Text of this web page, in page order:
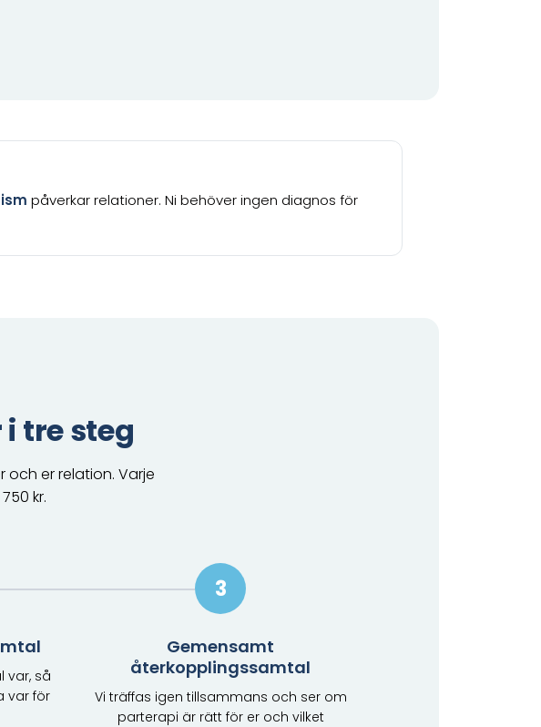
påverkar relationer. Ni behöver ingen diagnos för
tre steg
och er relation. Varje
kr.
var, så
var för
3
Gemensamt
återkopplingssamtal
Vi träffas igen tillsammans och ser om
parterapi är rätt för er och vilket